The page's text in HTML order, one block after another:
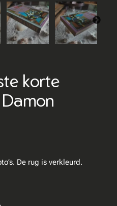
korte
De rug is verkleurd.